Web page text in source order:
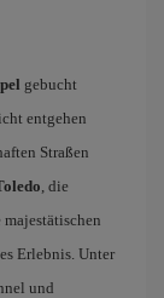
gebucht
entgehen
Straßen
, die
Erlebnis. Unter
und